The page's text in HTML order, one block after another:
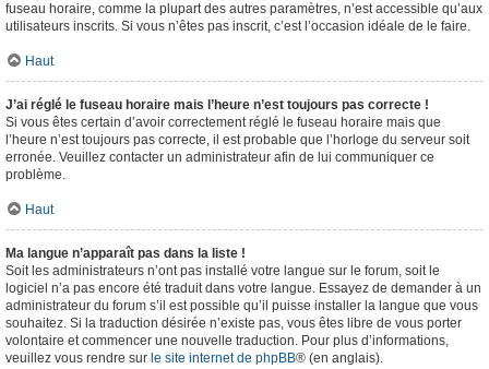
fuseau horaire, comme la plupart des autres paramètres, n’est accessible qu’aux
utilisateurs inscrits. Si vous n’êtes pas inscrit, c’est l’occasion idéale de le faire.
Haut
J’ai réglé le fuseau horaire mais l’heure n’est toujours pas correcte !
Si vous êtes certain d’avoir correctement réglé le fuseau horaire mais que
l’heure n’est toujours pas correcte, il est probable que l’horloge du serveur soit
erronée. Veuillez contacter un administrateur afin de lui communiquer ce
problème.
Haut
Ma langue n’apparaît pas dans la liste !
Soit les administrateurs n’ont pas installé votre langue sur le forum, soit le
logiciel n’a pas encore été traduit dans votre langue. Essayez de demander à un
administrateur du forum s’il est possible qu’il puisse installer la langue que vous
souhaitez. Si la traduction désirée n’existe pas, vous êtes libre de vous porter
volontaire et commencer une nouvelle traduction. Pour plus d’informations,
veuillez vous rendre sur le site internet de phpBB® (en anglais).